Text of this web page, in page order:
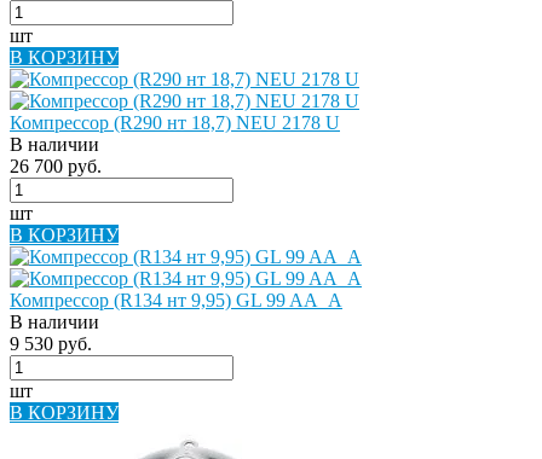
шт
В КОРЗИНУ
Компрессор (R290 нт 18,7) NEU 2178 U
В наличии
26 700 руб.
шт
В КОРЗИНУ
Компрессор (R134 нт 9,95) GL 99 AA_A
В наличии
9 530 руб.
шт
В КОРЗИНУ